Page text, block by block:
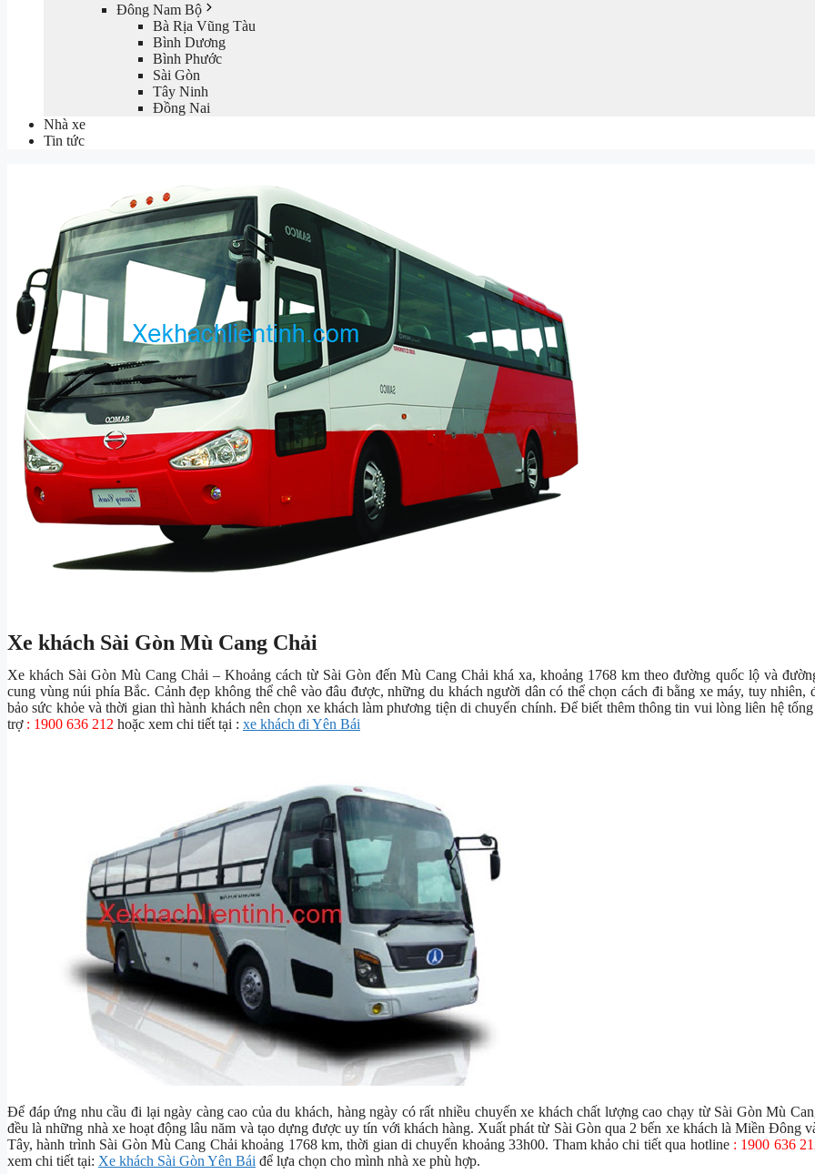
Đông Nam Bộ
Bà Rịa Vũng Tàu
Bình Dương
Bình Phước
Sài Gòn
Tây Ninh
Đồng Nai
Nhà xe
Tin tức
Xe khách Sài Gòn Mù Cang Chải
Xe khách Sài Gòn Mù Cang Chải – Khoảng cách từ Sài Gòn đến Mù Cang Chải khá xa, khoảng 1768 km theo đường quốc lộ và
cung vùng núi phía Bắc. Cảnh đẹp không thể chê vào đâu được, những du khách người dân có thể chọn cách đi bằng xe máy, tuy nhiên,
bảo sức khỏe và thời gian thì hành khách nên chọn xe khách làm phương tiện di chuyển chính. Để biết thêm thông tin vui lòng liên hệ
trợ : 1900 636 212 hoặc xem chi tiết tại : xe khách đi Yên Bái
Để đáp ứng nhu cầu đi lại ngày càng cao của du khách, hàng ngày có rất nhiều chuyến xe khách chất lượng cao chạy từ Sài Gòn Mù
đều là những nhà xe hoạt động lâu năm và tạo dựng được uy tín với khách hàng. Xuất phát từ Sài Gòn qua 2 bến xe khách là Miền Đông
Tây, hành trình Sài Gòn Mù Cang Chải khoảng 1768 km, thời gian di chuyển khoảng 33h00. Tham khảo chi tiết qua hotline : 1900 636
xem chi tiết tại: Xe khách Sài Gòn Yên Bái để lựa chọn cho mình nhà xe phù hợp.